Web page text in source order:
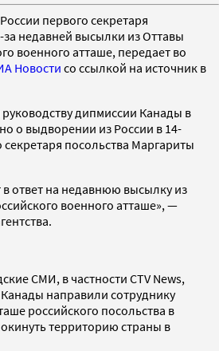
первого секретаря
недавней высылки из Оттавы
военного атташе, передает во
Новости со ссылкой на источник в
дипмиссии Канады в
о выдворении из России в 14-
посольства Маргариты
ответ на недавнюю высылку из
военного атташе», —
СМИ, в частности CTV News,
Канады направили сотруднику
российского посольства в
территорию страны в